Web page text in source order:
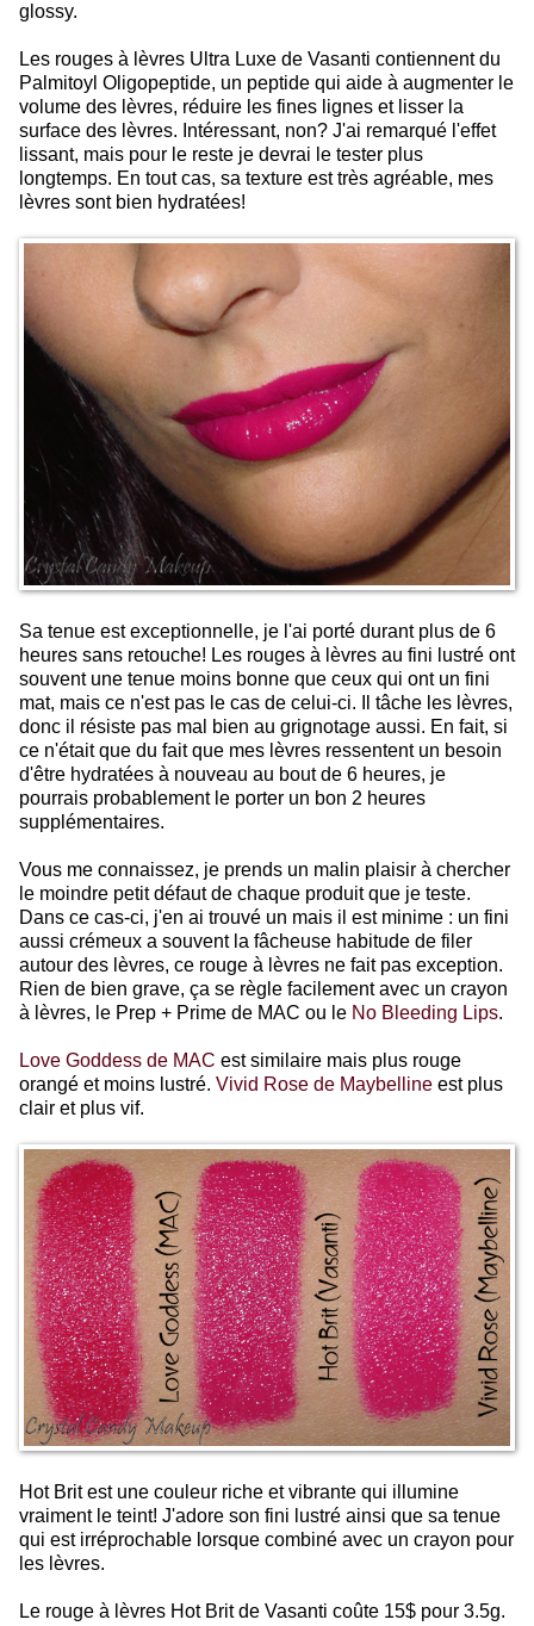
glossy.
Les rouges à lèvres Ultra Luxe de Vasanti contiennent du
Palmitoyl Oligopeptide, un peptide qui aide à augmenter le
volume des lèvres, réduire les fines lignes et lisser la
surface des lèvres. Intéressant, non? J'ai remarqué l'effet
lissant, mais pour le reste je devrai le tester plus
longtemps. En tout cas, sa texture est très agréable, mes
lèvres sont bien hydratées!
Sa tenue est exceptionnelle, je l'ai porté durant plus de 6
heures sans retouche! Les rouges à lèvres au fini lustré ont
souvent une tenue moins bonne que ceux qui ont un fini
mat, mais ce n'est pas le cas de celui-ci. Il tâche les lèvres,
donc il résiste pas mal bien au grignotage aussi. En fait, si
ce n'était que du fait que mes lèvres ressentent un besoin
d'être hydratées à nouveau au bout de 6 heures, je
pourrais probablement le porter un bon 2 heures
supplémentaires.
Vous me connaissez, je prends un malin plaisir à chercher
le moindre petit défaut de chaque produit que je teste.
Dans ce cas-ci, j'en ai trouvé un mais il est minime : un fini
aussi crémeux a souvent la fâcheuse habitude de filer
autour des lèvres, ce rouge à lèvres ne fait pas exception.
Rien de bien grave, ça se règle facilement avec un crayon
à lèvres, le Prep + Prime de MAC ou le No Bleeding Lips.
Love Goddess de MAC est similaire mais plus rouge
orangé et moins lustré. Vivid Rose de Maybelline est plus
clair et plus vif.
Hot Brit est une couleur riche et vibrante qui illumine
vraiment le teint! J'adore son fini lustré ainsi que sa tenue
qui est irréprochable lorsque combiné avec un crayon pour
les lèvres.
Le rouge à lèvres Hot Brit de Vasanti coûte 15$ pour 3.5g.